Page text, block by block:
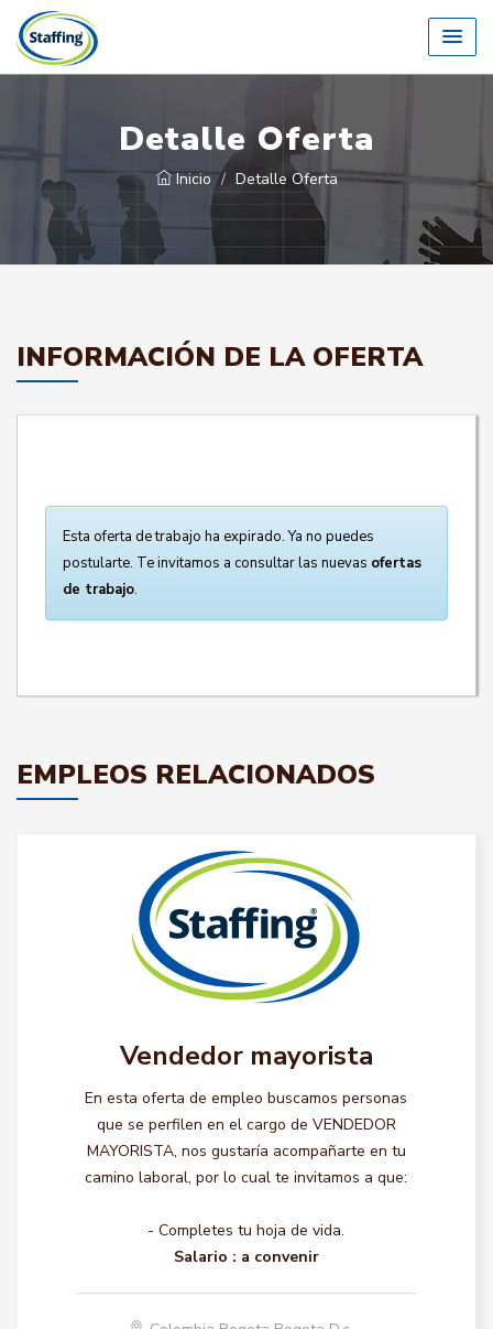
Detalle Oferta
Inicio Detalle Oferta
INFORMACIÓN DE LA OFERTA
Esta oferta de trabajo ha expirado. Ya no puedes
postularte. Te invitamos a consultar las nuevas ofertas
de trabajo.
EMPLEOS RELACIONADOS
Vendedor mayorista
En esta oferta de empleo buscamos personas
que se perfilen en el cargo de VENDEDOR
MAYORISTA, nos gustaría acompañarte en tu
camino laboral, por lo cual te invitamos a que:
- Completes tu hoja de vida.
Salario : a convenir